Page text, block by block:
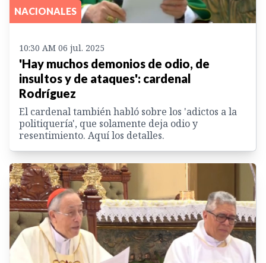
NACIONALES
10:30 AM 06 jul. 2025
'Hay muchos demonios de odio, de
insultos y de ataques': cardenal
Rodríguez
El cardenal también habló sobre los 'adictos a la
politiquería', que solamente deja odio y
resentimiento. Aquí los detalles.